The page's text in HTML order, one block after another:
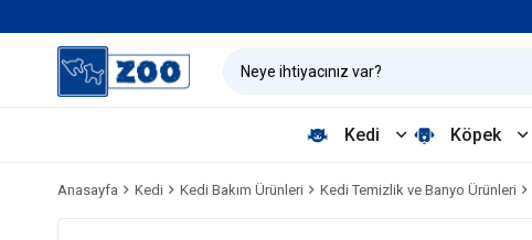
Kedi Köpek
Anasayfa Kedi Kedi Bakım Ürünleri Kedi Temizlik ve Banyo Ürünleri